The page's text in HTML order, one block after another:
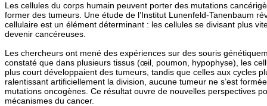
Les cellules du corps humain peuvent porter des mutations
former des tumeurs. Une étude de l’Institut Lunenfeld-Tanenbaum
cellulaire est un élément déterminant : les cellules se divisant plus
devenir cancéreuses.
Les chercheurs ont mené des expériences sur des souris
constaté que dans plusieurs tissus (œil, poumon, hypophyse), les
plus court développaient des tumeurs, tandis que celles aux cycles
ralentissant artificiellement la division, aucune tumeur ne s’est
mutations oncogènes. Ce résultat ouvre de nouvelles perspectives
mécanismes du cancer.